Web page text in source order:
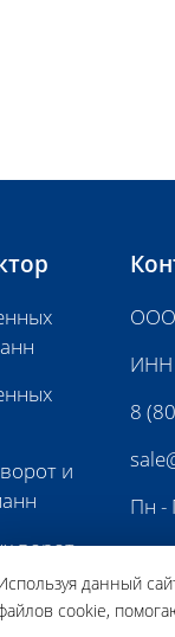
данный
cookie,
и
ворот
ИНН
8
Пн -